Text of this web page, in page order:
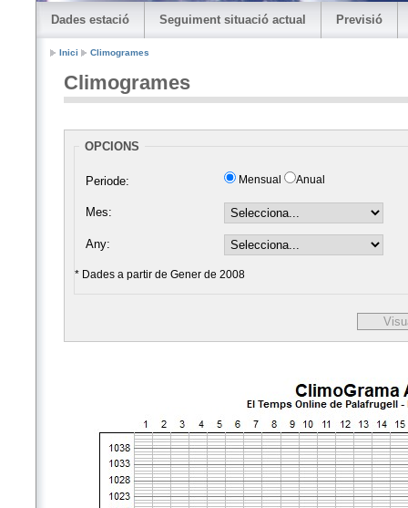
Dades estació Seguiment situació actual Previsió
Inici Climogrames
Climogrames
OPCIONS
Periode: Mensual Anual
Mes:
Any:
* Dades a partir de Gener de 2008